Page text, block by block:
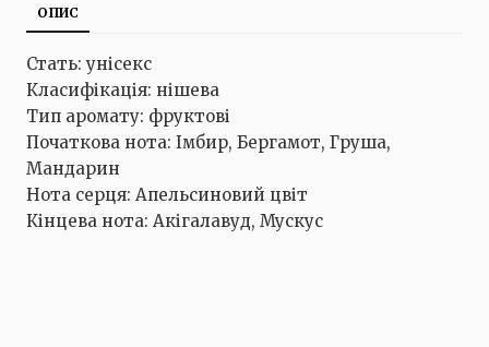
ОПИС
Стать: унісекс
Класифікація: нішева
Тип аромату: фруктові
Початкова нота: Імбир, Бергамот, Груша,
Мандарин
Нота серця: Апельсиновий цвіт
Кінцева нота: Акігалавуд, Мускус